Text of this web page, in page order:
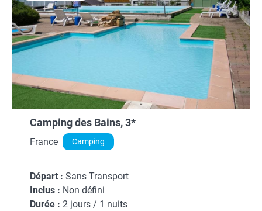
Camping des Bains, 3*
France Camping
Départ : Sans Transport
Inclus : Non défini
Durée : 2 jours / 1 nuits